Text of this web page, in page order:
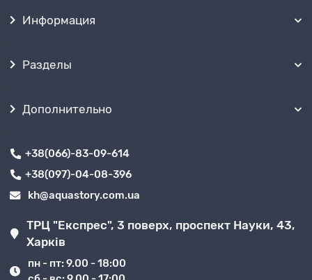
Информация
Разделы
Дополнительно
+38(066)-83-09-614
+38(097)-04-08-396
kh@aquastory.com.ua
ТРЦ "Експрес", 3 поверх, проспект Науки, 43,
Харків
пн - пт: 9.00 - 18:00